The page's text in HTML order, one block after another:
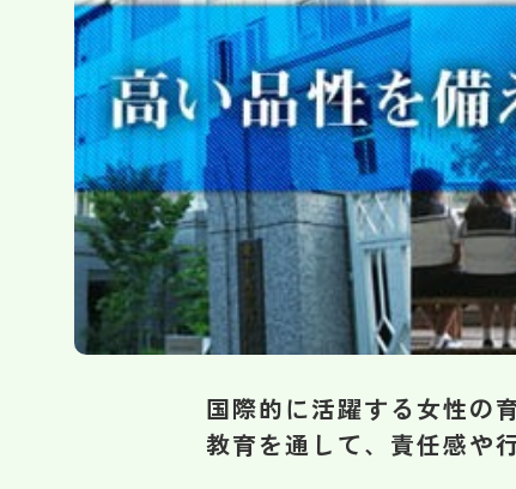
国際的に活躍する女性の
教育を通して、責任感や